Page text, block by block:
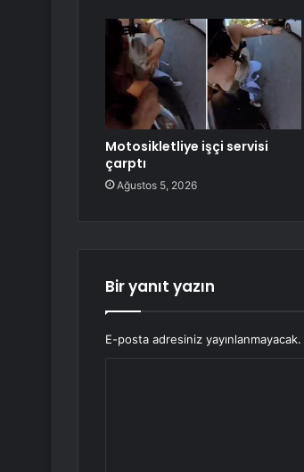
Motosikletliye işçi servisi
çarptı
Ağustos 5, 2026
Bir yanıt yazın
E-posta adresiniz yayınlanmayacak.